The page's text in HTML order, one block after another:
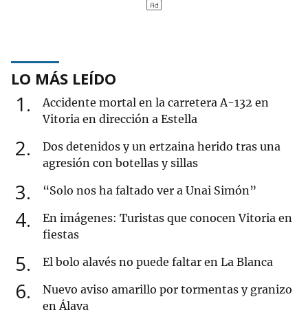
LO MÁS LEÍDO
1
Accidente mortal en la carretera A-132 en
Vitoria en dirección a Estella
2
Dos detenidos y un ertzaina herido tras una
agresión con botellas y sillas
3 “Solo nos ha faltado ver a Unai Simón”
4
En imágenes: Turistas que conocen Vitoria en
fiestas
5 El bolo alavés no puede faltar en La Blanca
6
Nuevo aviso amarillo por tormentas y granizo
en Álava